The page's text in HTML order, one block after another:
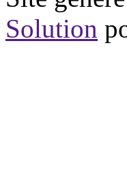
Solution